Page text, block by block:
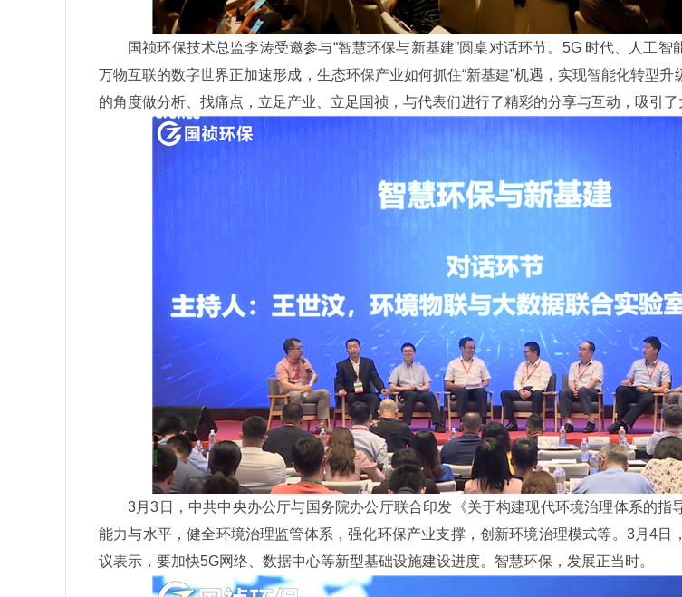
国祯环保技术总监李涛受邀参与“智慧环保与新基建”圆桌对话环节。5G 时代、人工
万物互联的数字世界正加速形成，生态环保产业如何抓住“新基建”机遇，实现智能化转型
的角度做分析、找痛点，立足产业、立足国祯，与代表们进行了精彩的分享与互动，吸引了
3月3日，中共中央办公厅与国务院办公厅联合印发《关于构建现代环境治理体系的指
能力与水平，健全环境治理监管体系，强化环保产业支撑，创新环境治理模式等。3月4日
议表示，要加快5G网络、数据中心等新型基础设施建设进度。智慧环保，发展正当时。